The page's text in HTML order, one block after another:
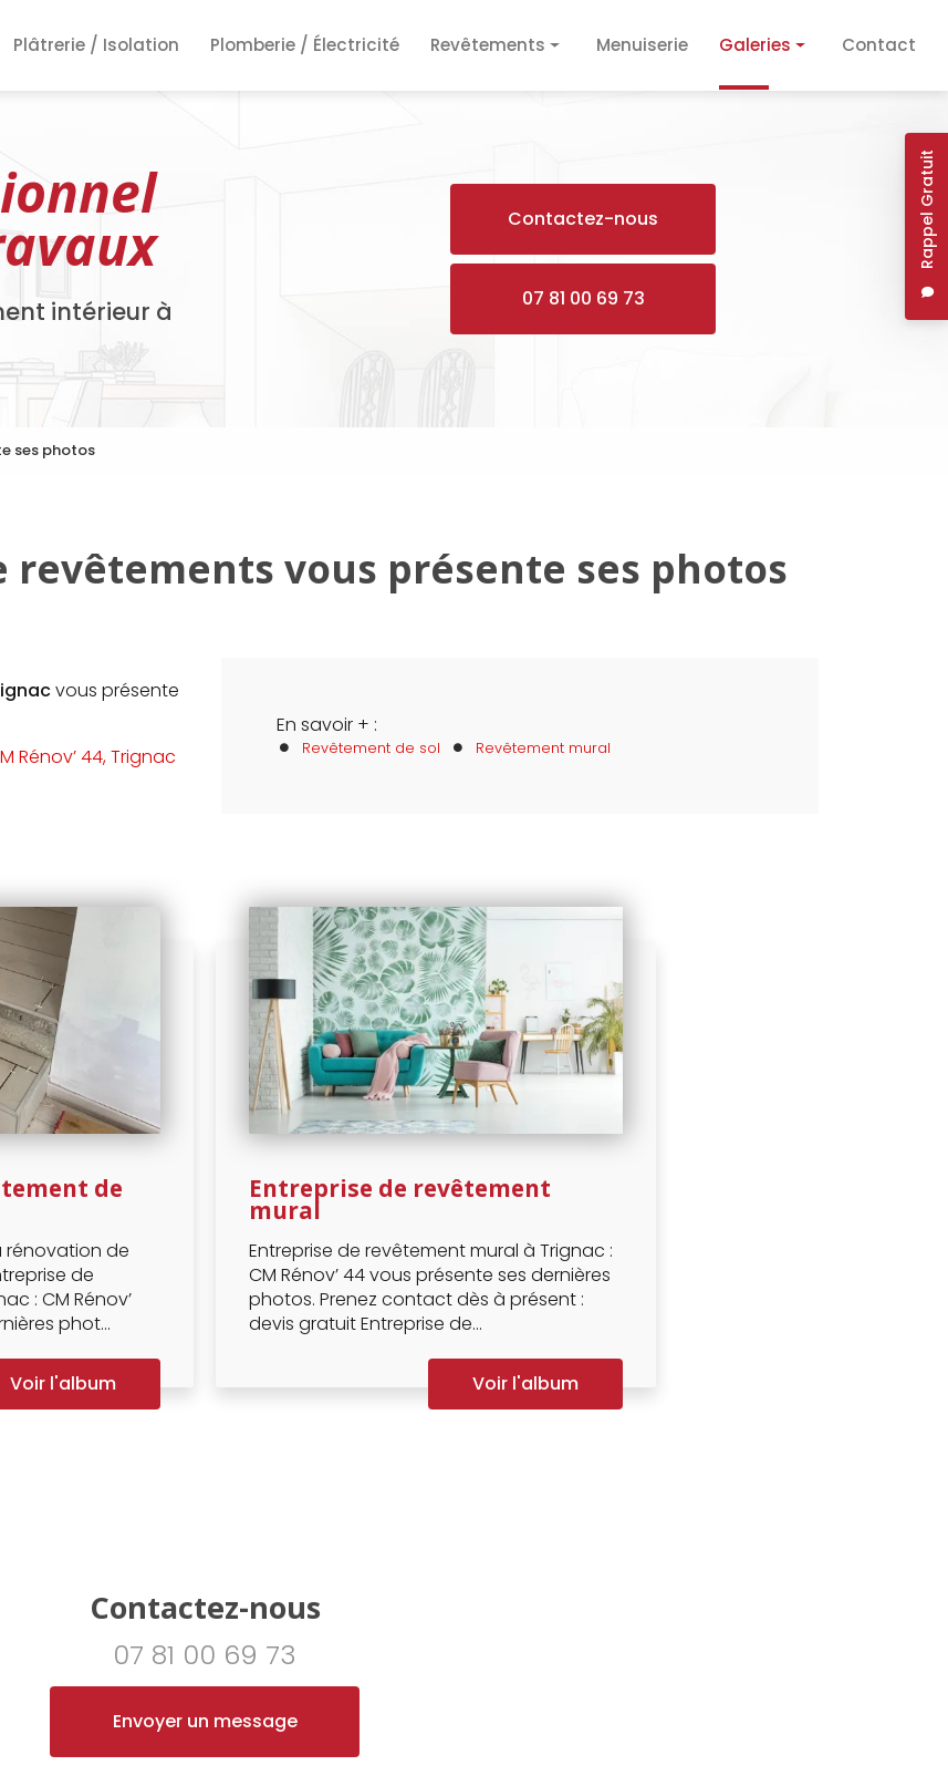
Rappel Gratuit
Plâtrerie / Isolation Plomberie / Électricité Revêtements Menuiserie Galeries Contact
intérieur à
Contactez-nous
07 81 00 69 73
ses photos
vous présente ses photos
vous présente
Rénov’ 44, Trignac
En savoir + :
Revêtement de sol Revêtement mural
de
rénovation de
de
: CM Rénov’
phot...
Voir l'album
Entreprise de revêtement
mural
Entreprise de revêtement mural à Trignac :
CM Rénov’ 44 vous présente ses dernières
photos. Prenez contact dès à présent :
devis gratuit Entreprise de...
Voir l'album
Contactez-nous
07 81 00 69 73
Envoyer un message